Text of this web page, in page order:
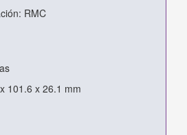
RMC
101.6 x 26.1 mm